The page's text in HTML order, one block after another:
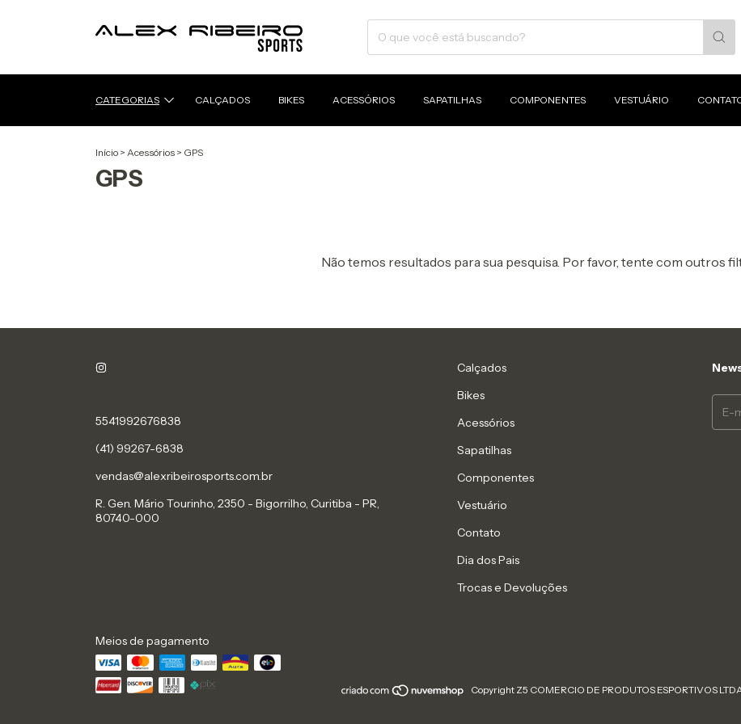
CATEGORIAS CALÇADOS BIKES ACESSÓRIOS SAPATILHAS COMPONENTES VESTUÁRIO
Início > Acessórios > GPS
GPS
Não temos resultados para sua pesquisa. Por favor, tente com outros
5541992676838
(41) 99267-6838
vendas@alexribeirosports.com.br
R. Gen. Mário Tourinho, 2350 - Bigorrilho, Curitiba - PR,
80740-000
Calçados
Bikes
Acessórios
Sapatilhas
Componentes
Vestuário
Contato
Dia dos Pais
Trocas e Devoluções
Meios de pagamento
Copyright Z5 COMERCIO DE PRODUTOS ESPORTIVOS